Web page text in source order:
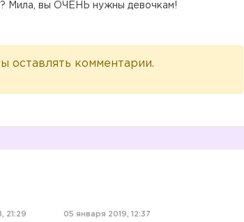
Мила, вы ОЧЕНЬ нужны девочкам!
оставлять комментарии.
21:29 05 января 2019, 12:37